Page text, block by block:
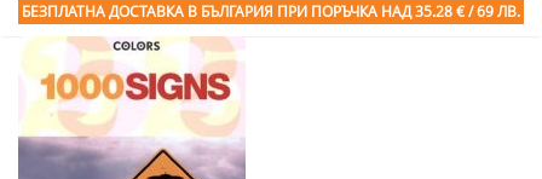
БЕЗПЛАТНА ДОСТАВКА В БЪЛГАРИЯ ПРИ ПОРЪЧКА НАД 35.28 € / 69 ЛВ.